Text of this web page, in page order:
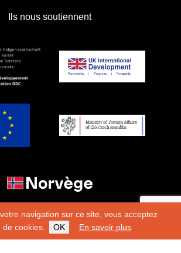
navigation sur ce site, vous acceptez
cookies.
OK En savoir plus
Ils nous soutiennent